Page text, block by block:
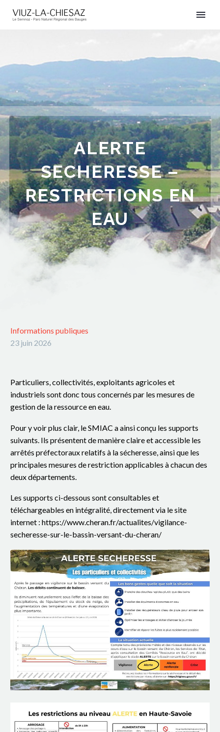
ALERTE
SECHERESSE –
RESTRICTIONS EN
EAU
Informations publiques
23 juin 2026
Particuliers, collectivités, exploitants agricoles et
industriels sont donc tous concernés par les mesures de
gestion de la ressource en eau.
Pour y voir plus clair, le SMIAC a ainsi conçu les supports
suivants. Ils présentent de manière claire et accessible les
arrêtés préfectoraux relatifs à la sécheresse, ainsi que les
principales mesures de restriction applicables à chacun des
deux départements.
Les supports ci-dessous sont consultables et
téléchargeables en intégralité, directement via le site
internet : https://www.cheran.fr/actualites/vigilance-
secheresse-sur-le-bassin-versant-du-cheran/